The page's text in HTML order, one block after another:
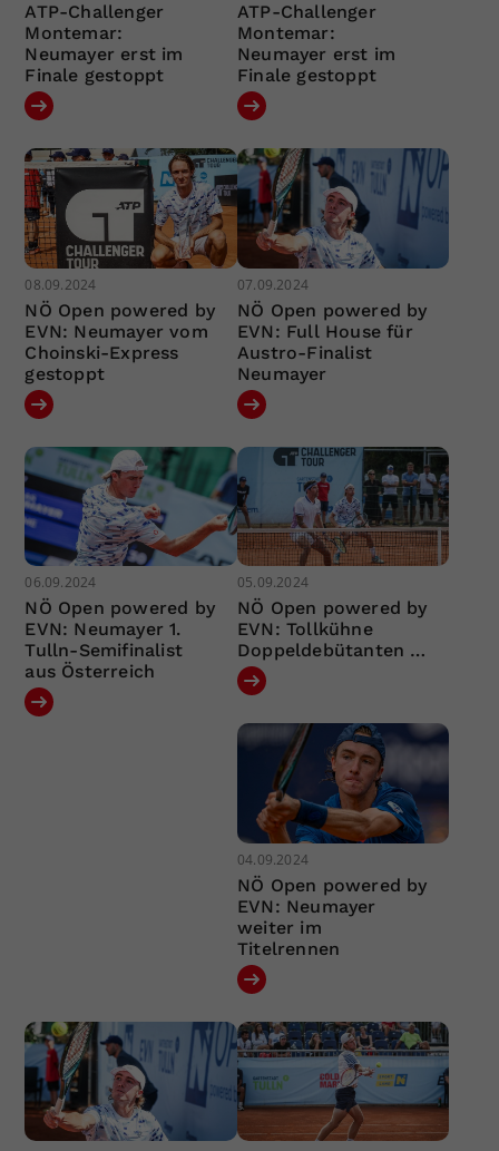
ATP-Challenger
Montemar:
Neumayer erst im
Finale gestoppt
ATP-Challenger
Montemar:
Neumayer erst im
Finale gestoppt
08.09.2024
NÖ Open powered by
EVN: Neumayer vom
Choinski-Express
gestoppt
07.09.2024
NÖ Open powered by
EVN: Full House für
Austro-Finalist
Neumayer
06.09.2024
NÖ Open powered by
EVN: Neumayer 1.
Tulln-Semifinalist
aus Österreich
05.09.2024
NÖ Open powered by
EVN: Tollkühne
Doppeldebütanten …
04.09.2024
NÖ Open powered by
EVN: Neumayer
weiter im
Titelrennen